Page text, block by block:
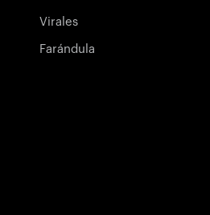
Virales
Farándula